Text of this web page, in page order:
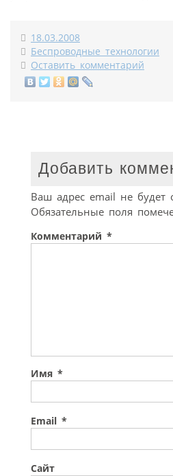
18.03.2008
Беспроводные технологии
Оставить комментарий
Добавить
Ваш адрес email не будет
Обязательные поля
Комментарий *
Имя *
Email *
Сайт